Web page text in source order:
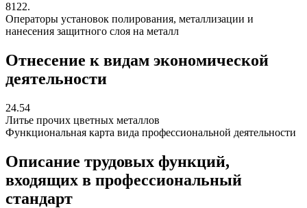
8122.
Операторы установок полирования, металлизации и
нанесения защитного слоя на металл
Отнесение к видам экономической
деятельности
24.54
Литье прочих цветных металлов
Функциональная карта вида профессиональной деятельности
Описание трудовых функций,
входящих в профессиональный
стандарт